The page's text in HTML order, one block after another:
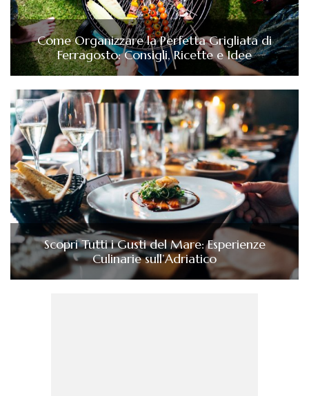
Come Organizzare la Perfetta Grigliata di
Ferragosto: Consigli, Ricette e Idee
Scopri Tutti i Gusti del Mare: Esperienze
Culinarie sull’Adriatico